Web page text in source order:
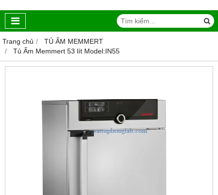
Trang chủ
TỦ ẤM MEMMERT
Tủ Ấm Memmert 53 lít Model:IN55